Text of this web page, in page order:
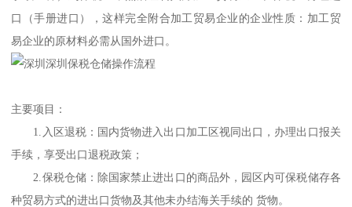
口（手册进口），这样完全附合加工贸易企业的企业性质：加工贸
易企业的原材料必需从国外进口。
主要项目：
1.入区退税：国内货物进入出口加工区视同出口，办理出口报关
手续，享受出口退税政策；
2.保税仓储：除国家禁止进出口的商品外，园区内可保税储存各
种贸易方式的进出口货物及其他未办结海关手续的 货物。